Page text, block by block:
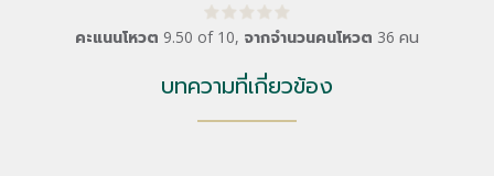
คะแนนโหวต 9.50 of 10, จากจำนวนคนโหวต 36 คน
บทความที่เกี่ยวข้อง